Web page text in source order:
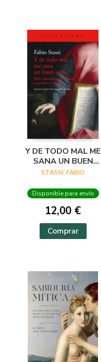
Y DE TODO MAL ME
SANA UN BUEN
VERSO
STASSI, FABIO
Disponible para envío
12,00 €
Comprar